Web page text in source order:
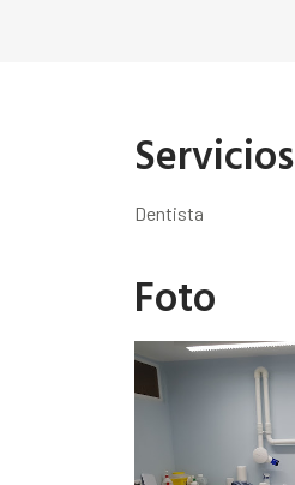
Servicios
Dentista
Foto